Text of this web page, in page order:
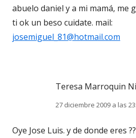
abuelo daniel y a mi mamá, me
ti ok un beso cuidate. mail:
josemiguel_81@hotmail.com
Teresa Marroquin
27 diciembre 2009 a las
Oye Jose Luis. y de donde eres